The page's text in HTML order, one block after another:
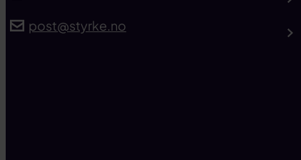
post@styrke.no